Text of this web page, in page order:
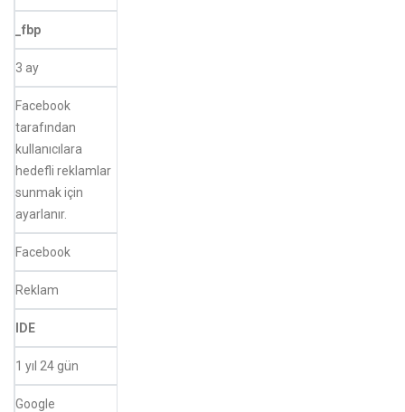
_fbp
3 ay
Facebook
tarafından
kullanıcılara
hedefli reklamlar
sunmak için
ayarlanır.
Facebook
Reklam
IDE
1 yıl 24 gün
Google